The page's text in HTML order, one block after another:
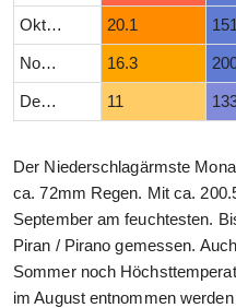
Oktober 20.1
November 16.3
Dezember 11
Der Niederschlagärmste
ca. 72mm Regen. Mit ca.
September am feuchtesten.
Piran / Pirano gemessen.
Sommer noch
im August entnommen